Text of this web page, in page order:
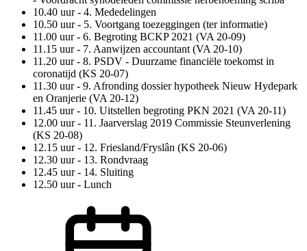
10.40 uur - 4. Mededelingen
10.50 uur - 5. Voortgang toezeggingen (ter informatie)
11.00 uur - 6. Begroting BCKP 2021 (VA 20-09)
11.15 uur - 7. Aanwijzen accountant (VA 20-10)
11.20 uur - 8. PSDV - Duurzame financiële toekomst in
coronatijd (KS 20-07)
11.30 uur - 9. Afronding dossier hypotheek Nieuw Hydepark
en Oranjerie (VA 20-12)
11.45 uur - 10. Uitstellen begroting PKN 2021 (VA 20-11)
12.00 uur - 11. Jaarverslag 2019 Commissie Steunverlening
(KS 20-08)
12.15 uur - 12. Friesland/Fryslân (KS 20-06)
12.30 uur - 13. Rondvraag
12.45 uur - 14. Sluiting
12.50 uur - Lunch